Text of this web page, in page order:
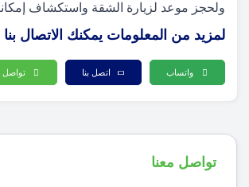
ولحجز موعد لزيارة الشقة واستكشاف
لمزيد من المعلومات يمكنك الاتصال بنا
واتساب اتصل بنا تواصل
تواصل معنا